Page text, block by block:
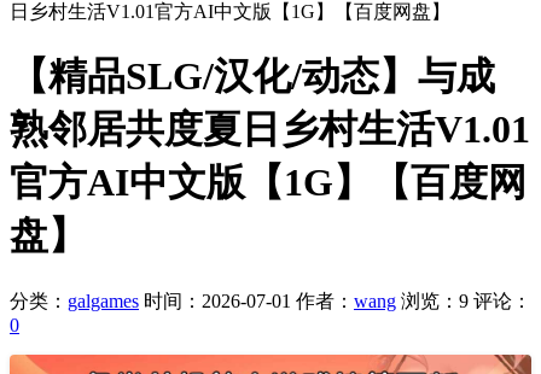
日乡村生活V1.01官方AI中文版【1G】【百度网盘】
【精品SLG/汉化/动态】与成
熟邻居共度夏日乡村生活V1.01
官方AI中文版【1G】【百度网
盘】
分类： galgames 时间：2026-07-01 作者： wang 浏览：9 评论：
0